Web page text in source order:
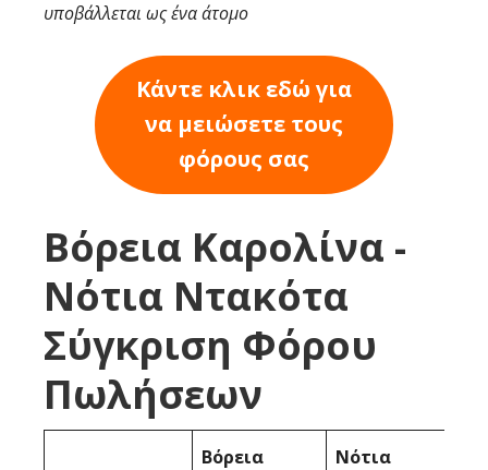
υποβάλλεται ως ένα άτομο
Κάντε κλικ εδώ για
να μειώσετε τους
φόρους σας
Βόρεια Καρολίνα -
Νότια Ντακότα
Σύγκριση Φόρου
Πωλήσεων
Βόρεια
Νότια